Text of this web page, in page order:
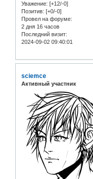
Уважение: [+12/-0]
Позитив: [+0/-0]
Провел на форуме:
2 дня 16 часов
Последний визит:
2024-09-02 09:40:01
sciemce
Активный участник